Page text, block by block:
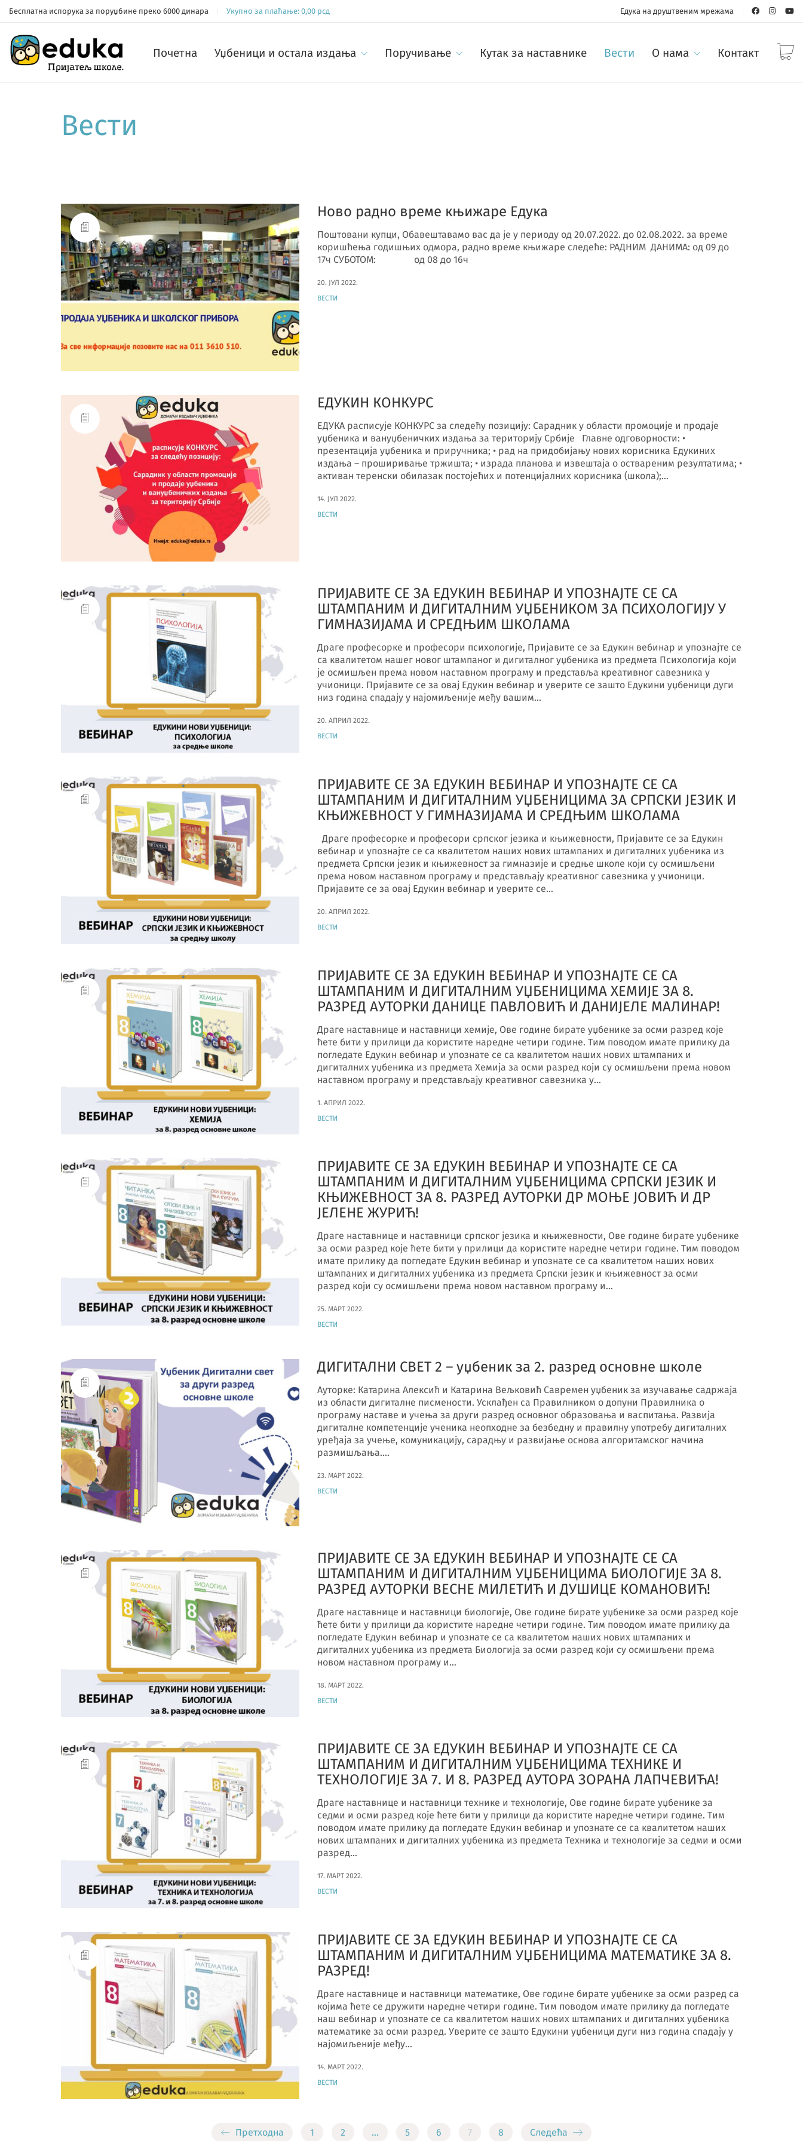
Бесплатна испорука за поруџбине преко 6000 динара Укупно за плаћање: 0,00 рсд Едука на друштвеним мрежама
Почетна Уџбеници и остала издања Поручивање Кутак за наставнике Вести О нама Контакт
Вести
Ново радно време књижаре Едука
Поштовани купци, Обавештавамо вас да је у периоду од 20.07.2022. до 02.08.2022. за време
коришћења годишњих одмора, радно време књижаре следеће: РАДНИМ ДАНИМА: од 09 до
17ч СУБОТОМ: од 08 до 16ч
20. ЈУЛ 2022.
ВЕСТИ
ЕДУКИН КОНКУРС
ЕДУКА расписује КОНКУРС за следећу позицију: Сарадник у области промоције и продаје
уџбеника и вануџбеничких издања за територију Србије Главне одговорности: •
презентација уџбеника и приручника; • рад на придобијању нових корисника Едукиних
издања – проширивање тржишта; • израда планова и извештаја о оствареним резултатима; •
активан теренски обилазак постојећих и потенцијалних корисника (школа);…
14. ЈУЛ 2022.
ВЕСТИ
ПРИЈАВИТЕ СЕ ЗА ЕДУКИН ВЕБИНАР И УПОЗНАЈТЕ СЕ СА
ШТАМПАНИМ И ДИГИТАЛНИМ УЏБЕНИКОМ ЗА ПСИХОЛОГИЈУ У
ГИМНАЗИЈАМА И СРЕДЊИМ ШКОЛАМА
Драге професорке и професори психологије, Пријавите се за Едукин вебинар и упознајте се
са квалитетом нашег новог штампаног и дигиталног уџбеника из предмета Психологија који
је осмишљен према новом наставном програму и представља креативног савезника у
учионици. Пријавите се за овај Едукин вебинар и уверите се зашто Едукини уџбеници дуги
низ година спадају у најомиљеније међу вашим…
20. АПРИЛ 2022.
ВЕСТИ
ПРИЈАВИТЕ СЕ ЗА ЕДУКИН ВЕБИНАР И УПОЗНАЈТЕ СЕ СА
ШТАМПАНИМ И ДИГИТАЛНИМ УЏБЕНИЦИМА ЗА СРПСКИ ЈЕЗИК И
КЊИЖЕВНОСТ У ГИМНАЗИЈАМА И СРЕДЊИМ ШКОЛАМА
Драге професорке и професори српског језика и књижевности, Пријавите се за Едукин
вебинар и упознајте се са квалитетом наших нових штампаних и дигиталних уџбеника из
предмета Српски језик и књижевност за гимназије и средње школе који су осмишљени
према новом наставном програму и представљају креативног савезника у учионици.
Пријавите се за овај Едукин вебинар и уверите се…
20. АПРИЛ 2022.
ВЕСТИ
ПРИЈАВИТЕ СЕ ЗА ЕДУКИН ВЕБИНАР И УПОЗНАЈТЕ СЕ СА
ШТАМПАНИМ И ДИГИТАЛНИМ УЏБЕНИЦИМА ХЕМИЈЕ ЗА 8.
РАЗРЕД АУТОРКИ ДАНИЦЕ ПАВЛОВИЋ И ДАНИЈЕЛЕ МАЛИНАР!
Драге наставнице и наставници хемије, Ове године бирате уџбенике за осми разред које
ћете бити у прилици да користите наредне четири године. Тим поводом имате прилику да
погледате Едукин вебинар и упознате се са квалитетом наших нових штампаних и
дигиталних уџбеника из предмета Хемија за осми разред који су осмишљени према новом
наставном програму и представљају креативног савезника у…
1. АПРИЛ 2022.
ВЕСТИ
ПРИЈАВИТЕ СЕ ЗА ЕДУКИН ВЕБИНАР И УПОЗНАЈТЕ СЕ СА
ШТАМПАНИМ И ДИГИТАЛНИМ УЏБЕНИЦИМА СРПСКИ ЈЕЗИК И
КЊИЖЕВНОСТ ЗА 8. РАЗРЕД АУТОРКИ ДР МОЊЕ ЈОВИЋ И ДР
ЈЕЛЕНЕ ЖУРИЋ!
Драге наставнице и наставници српског језика и књижевности, Ове године бирате уџбенике
за осми разред које ћете бити у прилици да користите наредне четири године. Тим поводом
имате прилику да погледате Едукин вебинар и упознате се са квалитетом наших нових
штампаних и дигиталних уџбеника из предмета Српски језик и књижевност за осми
разред који су осмишљени према новом наставном програму и…
25. МАРТ 2022.
ВЕСТИ
ДИГИТАЛНИ СВЕТ 2 – уџбеник за 2. разред основне школе
Ауторке: Катарина Алексић и Катарина Вељковић Савремен уџбеник за изучавање садржаја
из области дигиталне писмености. Усклађен са Правилником о допуни Правилника о
програму наставе и учења за други разред основног образовања и васпитања. Развија
дигиталнe компетенције ученика неопходне за безбедну и правилну употребу дигиталних
уређаја за учење, комуникацију, сарадњу и развијање основа алгоритамског начина
размишљања.…
23. МАРТ 2022.
ВЕСТИ
ПРИЈАВИТЕ СЕ ЗА ЕДУКИН ВЕБИНАР И УПОЗНАЈТЕ СЕ СА
ШТАМПАНИМ И ДИГИТАЛНИМ УЏБЕНИЦИМА БИОЛОГИЈЕ ЗА 8.
РАЗРЕД АУТОРКИ ВЕСНЕ МИЛЕТИЋ И ДУШИЦЕ КОМАНОВИЋ!
Драге наставнице и наставници биологије, Ове године бирате уџбенике за осми разред које
ћете бити у прилици да користите наредне четири године. Тим поводом имате прилику да
погледате Едукин вебинар и упознате се са квалитетом наших нових штампаних и
дигиталних уџбеника из предмета Биологија за осми разред који су осмишљени према
новом наставном програму и…
18. МАРТ 2022.
ВЕСТИ
ПРИЈАВИТЕ СЕ ЗА ЕДУКИН ВЕБИНАР И УПОЗНАЈТЕ СЕ СА
ШТАМПАНИМ И ДИГИТАЛНИМ УЏБЕНИЦИМА ТЕХНИКЕ И
ТЕХНОЛОГИЈЕ ЗА 7. И 8. РАЗРЕД АУТОРА ЗОРАНА ЛАПЧЕВИЋА!
Драге наставнице и наставници технике и технологије, Ове године бирате уџбенике за
седми и осми разред које ћете бити у прилици да користите наредне четири године. Тим
поводом имате прилику да погледате Едукин вебинар и упознате се са квалитетом наших
нових штампаних и дигиталних уџбеника из предмета Техника и технологије за седми и осми
разред…
17. МАРТ 2022.
ВЕСТИ
ПРИЈАВИТЕ СЕ ЗА ЕДУКИН ВЕБИНАР И УПОЗНАЈТЕ СЕ СА
ШТАМПАНИМ И ДИГИТАЛНИМ УЏБЕНИЦИМА МАТЕМАТИКЕ ЗА 8.
РАЗРЕД!
Драге наставнице и наставници математике, Ове године бирате уџбенике за осми разред са
којима ћете се дружити наредне четири године. Тим поводом имате прилику да погледате
наш вебинар и упознате се са квалитетом наших нових штампаних и дигиталних уџбеника
математике за осми разред. Уверите се зашто Едукини уџбеници дуги низ година спадају у
најомиљеније међу…
14. МАРТ 2022.
ВЕСТИ
Претходна 1 2 … 5 6 7 8 Следећа